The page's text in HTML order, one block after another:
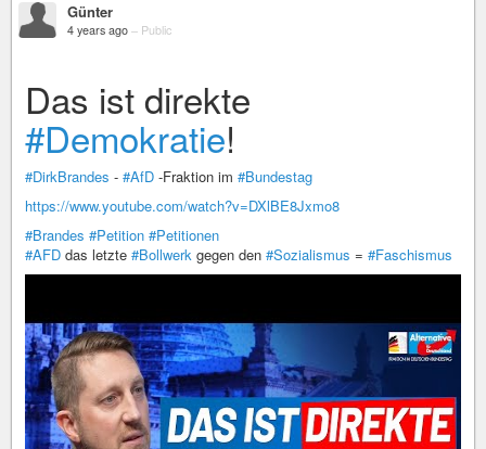
Günter
4 years ago – Public
Das ist direkte
#Demokratie!
#DirkBrandes - #AfD -Fraktion im #Bundestag
https://www.youtube.com/watch?v=DXlBE8Jxmo8
#Brandes #Petition #Petitionen
#AFD das letzte #Bollwerk gegen den #Sozialismus = #Faschismus